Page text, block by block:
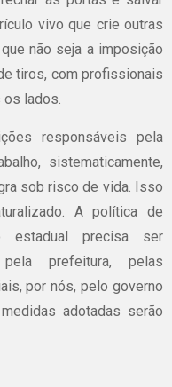
vivo que crie outras
não seja a imposição
tiros, com profissionais
os lados.
responsáveis pela
sistematicamente,
sob risco de vida. Isso
A política de
estadual precisa ser
prefeitura, pelas
por nós, pelo governo
adotadas serão